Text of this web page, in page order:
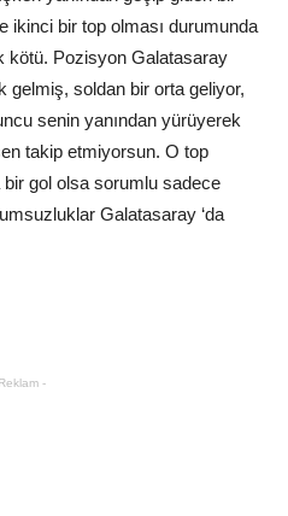
ikinci bir top olması durumunda
kötü. Pozisyon Galatasaray
gelmiş, soldan bir orta geliyor,
senin yanından yürüyerek
takip etmiyorsun. O top
bir gol olsa sorumlu sadece
Galatasaray ‘da
-